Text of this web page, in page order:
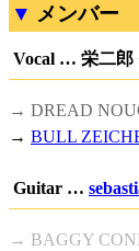
メンバー
Vocal … 栄二郎
→ DREAD
→ BULL
Guitar …
→ BAGGY